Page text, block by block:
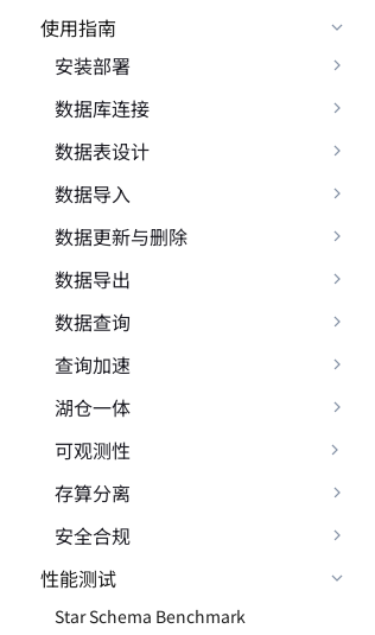
使用指南
安装部署
数据库连接
数据表设计
数据导入
数据更新与删除
数据导出
数据查询
查询加速
湖仓一体
可观测性
存算分离
安全合规
性能测试
Star Schema Benchmark